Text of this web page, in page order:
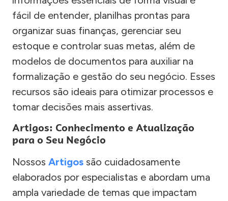
fácil de entender, planilhas prontas para
organizar suas finanças, gerenciar seu
estoque e controlar suas metas, além de
modelos de documentos para auxiliar na
formalização e gestão do seu negócio. Esses
recursos são ideais para otimizar processos e
tomar decisões mais assertivas.
Artigos: Conhecimento e Atualização
para o Seu Negócio
Nossos Artigos são cuidadosamente
elaborados por especialistas e abordam uma
ampla variedade de temas que impactam